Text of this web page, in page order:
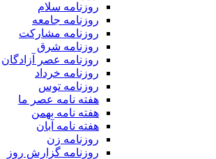
روزنامه سلام
روزنامه جامعه
روزنامه مشارکت
روزنامه شرق
روزنامه عصر آزادگان
روزنامه خرداد
روزنامه توس
هفته نامه عصر ما
هفته نامه بهمن
هفته نامه آبان
روزنامه زن
روزنامه گزارش روز